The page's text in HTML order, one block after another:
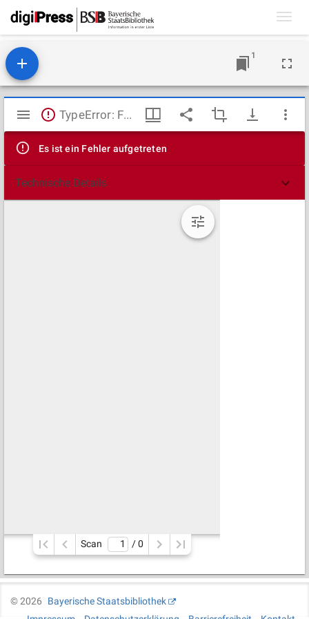
1
Mirador
Viewer
TypeError: Failed to fetch
Es ist ein Fehler aufgetreten
Technische Details
Scan / 0
©2026
Bayerische Staatsbibliothek